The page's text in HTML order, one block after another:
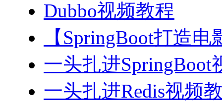
Dubbo视频教程
【SpringBoot打造
一头扎进SpringBoot
一头扎进Redis视频